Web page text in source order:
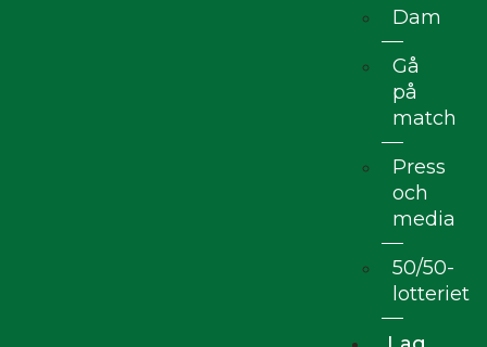
Dam
Gå
på
match
Press
och
media
50/50-
lotteriet